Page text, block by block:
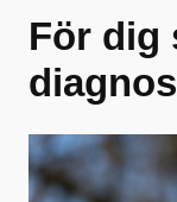
För dig